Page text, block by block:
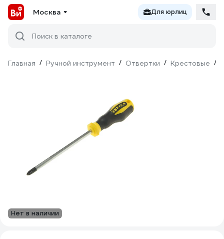
Москва Для юрлиц
Поиск в каталоге
Главная / Ручной инструмент / Отвертки / Крестовые /
Нет в наличии